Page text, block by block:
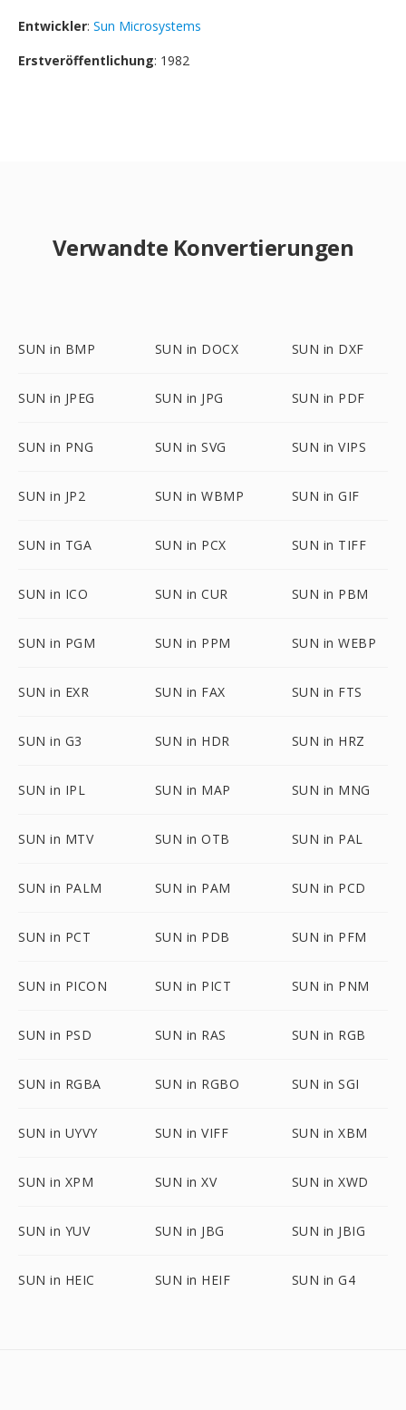
Entwickler: Sun Microsystems
Erstveröffentlichung: 1982
Verwandte Konvertierungen
SUN in BMP SUN in DOCX SUN in DXF
SUN in JPEG SUN in JPG SUN in PDF
SUN in PNG SUN in SVG SUN in VIPS
SUN in JP2 SUN in WBMP SUN in GIF
SUN in TGA SUN in PCX SUN in TIFF
SUN in ICO SUN in CUR SUN in PBM
SUN in PGM SUN in PPM SUN in WEBP
SUN in EXR SUN in FAX SUN in FTS
SUN in G3 SUN in HDR SUN in HRZ
SUN in IPL SUN in MAP SUN in MNG
SUN in MTV SUN in OTB SUN in PAL
SUN in PALM SUN in PAM SUN in PCD
SUN in PCT SUN in PDB SUN in PFM
SUN in PICON SUN in PICT SUN in PNM
SUN in PSD SUN in RAS SUN in RGB
SUN in RGBA SUN in RGBO SUN in SGI
SUN in UYVY SUN in VIFF SUN in XBM
SUN in XPM SUN in XV SUN in XWD
SUN in YUV SUN in JBG SUN in JBIG
SUN in HEIC SUN in HEIF SUN in G4